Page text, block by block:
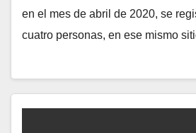
en el mes de abril de 2020, se
cuatro personas, en ese mismo